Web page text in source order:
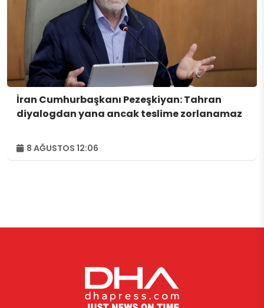
İran Cumhurbaşkanı Pezeşkiyan: Tahran
diyalogdan yana ancak teslime zorlanamaz
8 AĞUSTOS 12:06